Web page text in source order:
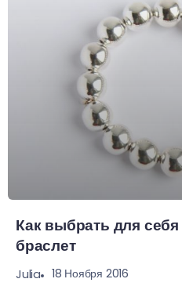
Как выбрать для
браслет
Julia 18 Ноября 2016